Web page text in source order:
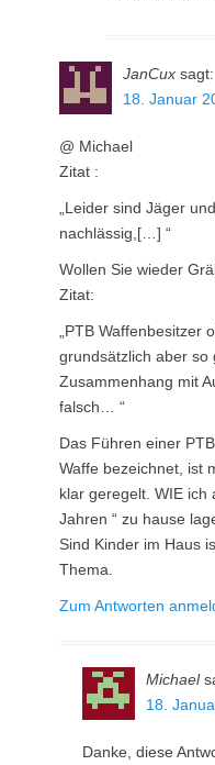
JanCux sagt:
18. Januar
@ Michael
Zitat :
„Leider sind Jäger
nachlässig,[…] “
Wollen Sie wieder
Zitat:
„PTB Waffenbesitzer
grundsätzlich aber so
Zusammenhang mit
falsch… “
Das Führen einer
Waffe bezeichnet, ist
klar geregelt. WIE ich
Jahren “ zu hause
Sind Kinder im Haus
Thema.
Zum Antworten
Michael
18.
Danke, diese